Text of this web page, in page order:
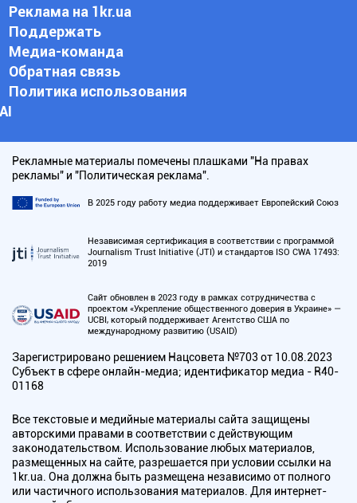
Реклама на 1kr.ua
Поддержать
Медиа-команда
Обратная связь
Политика использования
АI
Рекламные материалы помечены плашками "На правах
рекламы" и "Политическая реклама".
В 2025 году работу медиа поддерживает Европейский Союз
Независимая сертификация в соответствии с программой
Journalism Trust Initiative (JTI) и стандартов ISO CWA 17493:
2019
Сайт обновлен в 2023 году в рамках сотрудничества с
проектом «Укрепление общественного доверия в Украине» —
UCBI, который поддерживает Агентство США по
международному развитию (USAID)
Зарегистрировано решением Нацсовета №703 от 10.08.2023
Субъект в сфере онлайн-медиа; идентификатор медиа - R40-
01168
Все текстовые и медийные материалы сайта защищены
авторскими правами в соответствии с действующим
законодательством. Использование любых материалов,
размещенных на сайте, разрешается при условии ссылки на
1kr.ua. Она должна быть размещена независимо от полного
или частичного использования материалов. Для интернет-